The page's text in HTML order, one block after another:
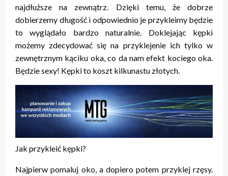
najdłuższe na zewnątrz. Dzięki temu, że dobrze
dobierzemy długość i odpowiednio je przykleimy będzie
to wyglądało bardzo naturalnie. Doklejając kępki
możemy zdecydować się na przyklejenie ich tylko w
zewnętrznym kąciku oka, co da nam efekt kociego oka.
Będzie sexy! Kępki to koszt kilkunastu złotych.
Jak przykleić kępki?
Najpierw pomaluj oko, a dopiero potem przyklej rzęsy.